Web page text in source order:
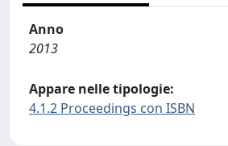
Anno
2013
Appare nelle tipologie:
4.1.2 Proceedings con ISBN